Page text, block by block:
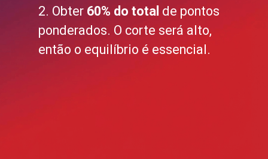
2. Obter 60% do total de pontos
ponderados. O corte será alto,
então o equilíbrio é essencial.